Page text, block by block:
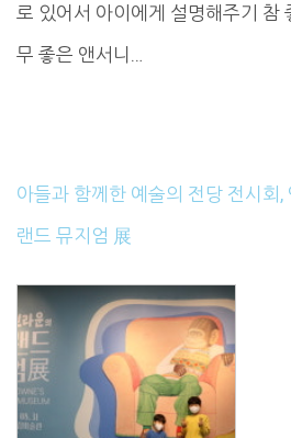
로 있어서 아이에게 설명해주기 참
무 좋은 앤서니…
아들과 함께한 예술의 전당 전시회,
랜드 뮤지엄 展